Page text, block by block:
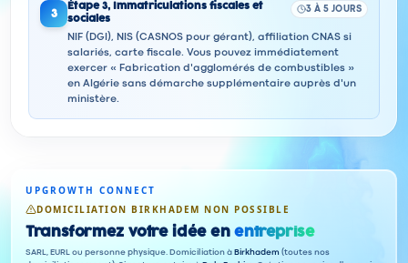
3
Étape 3,
Immatriculations fiscales et
sociales
3 À 5 JOURS
NIF (DGI), NIS (CASNOS pour gérant), affiliation CNAS si
salariés, carte fiscale. Vous pouvez immédiatement
exercer « Fabrication d'agglomérés de combustibles »
en Algérie sans démarche supplémentaire auprès d'un
ministère.
UPGROWTH CONNECT
DOMICILIATION BIRKHADEM NON POSSIBLE
Transformez votre idée en entreprise
SARL, EURL ou personne physique. Domiciliation à Birkhadem (toutes nos